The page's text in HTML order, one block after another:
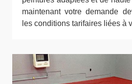
maintenant votre demande
les conditions tarifaires liées à